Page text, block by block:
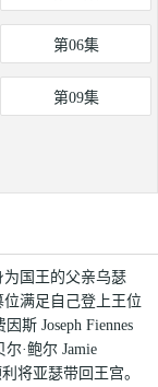
第06集
第09集
为国王的父亲乌瑟
位满足自己登上王位
斯 Joseph Fiennes
·鲍尔 Jamie
将亚瑟带回王宫。